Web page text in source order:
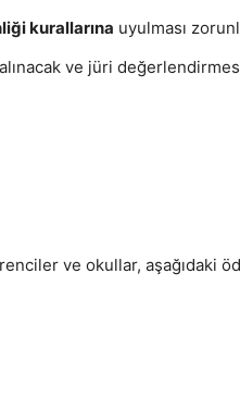
kurallarına uyulması
alınacak ve jüri
ve okullar, aşağıdaki